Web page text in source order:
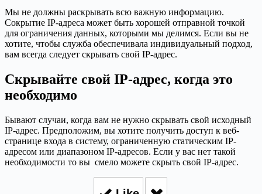
Мы не должны раскрывать всю важную информацию.
Сокрытие IP-адреса может быть хорошей отправной точкой
для ограничения данных, которыми мы делимся. Если вы не
хотите, чтобы служба обеспечивала индивидуальный подход,
вам всегда следует скрывать свой IP-адрес.
Скрывайте свой IP-адрес, когда это
необходимо
Бывают случаи, когда вам не нужно скрывать свой исходный
IP-адрес. Предположим, вы хотите получить доступ к веб-
странице входа в систему, ограниченную статическим IP-
адресом или диапазоном IP-адресов. Если у вас нет такой
необходимости то вы смело можете скрыть свой IP-адрес.